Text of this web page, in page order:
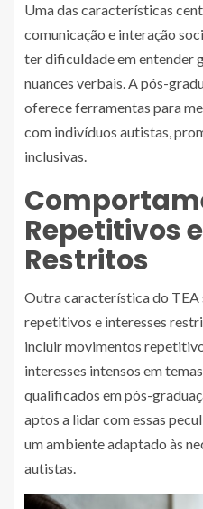
Uma das características
comunicação e interação
ter dificuldade em entender
nuances verbais. A pós-
oferece ferramentas para
com indivíduos autistas,
inclusivas.
Repetitivos
Restritos
Outra característica do TEA
repetitivos e interesses
incluir movimentos
interesses intensos em
qualificados em pós-
aptos a lidar com essas
um ambiente adaptado às
autistas.